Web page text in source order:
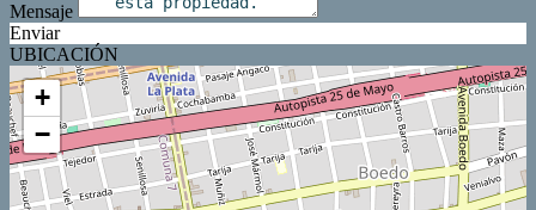
Mensaje
Enviar
UBICACIÓN
+
−